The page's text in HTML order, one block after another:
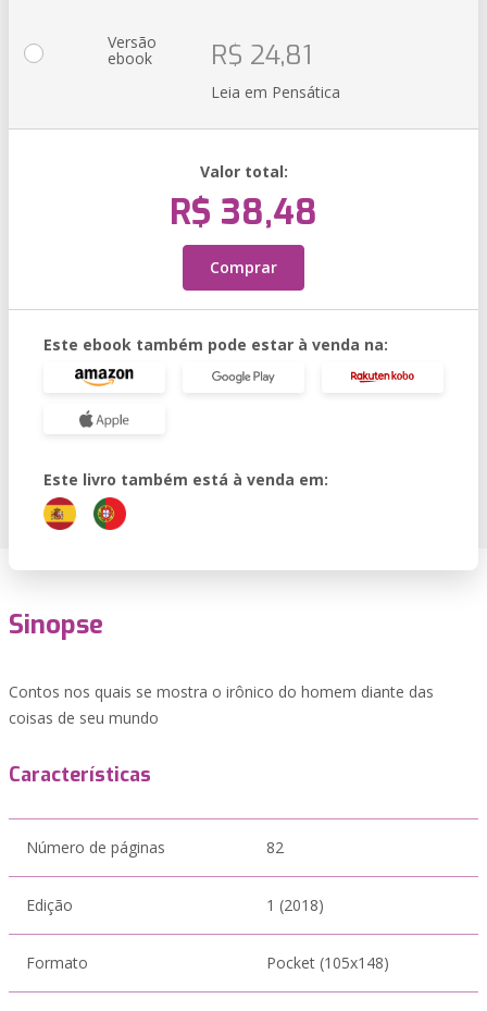
Versão
ebook R$ 24,81
Leia em Pensática
Valor total:
R$ 38,48
Comprar
Este ebook também pode estar à venda na:
Este livro também está à venda em:
Sinopse
Contos nos quais se mostra o irônico do homem diante das
coisas de seu mundo
Características
Número de páginas 82
Edição 1 (2018)
Formato Pocket (105x148)